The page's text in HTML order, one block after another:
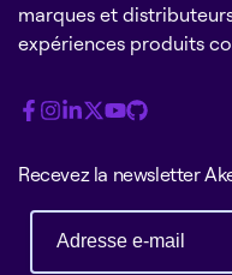
marques et
expériences produits
Recevez la newsletter